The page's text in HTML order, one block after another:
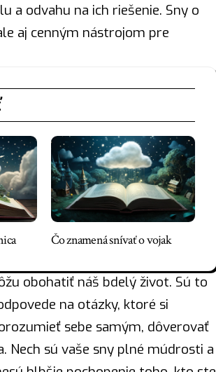
a odvahu na ich riešenie. Sny o
aj cenným nástrojom pre
Čo znamená snívať o vojak
obohatiť náš bdelý život. Sú to
na otázky, ktoré si
sebe samým, dôverovať
Nech sú vaše sny plné múdrosti a